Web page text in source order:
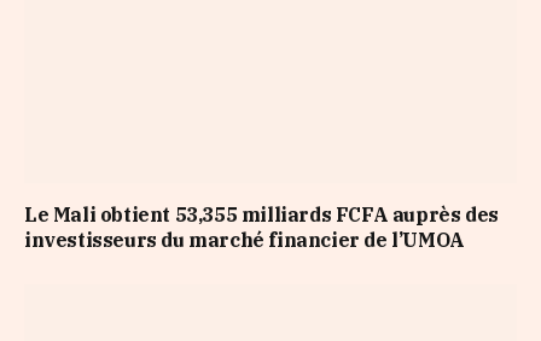
Le Mali obtient 53,355 milliards FCFA auprès des
investisseurs du marché financier de l’UMOA